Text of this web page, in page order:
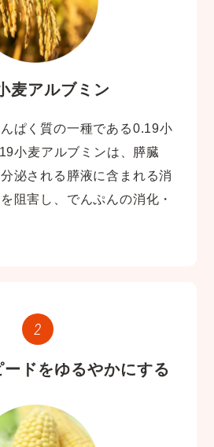
麦アルブミン
ぱく質の一種である0.19小
小麦アルブミンは、膵臓
泌される膵液に含まれる消
阻害し、でんぷんの消化・
ドをゆるやかにする